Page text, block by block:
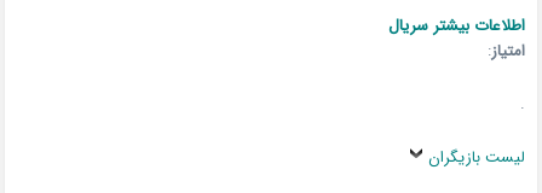
اطلاعات بیشتر سریال
امتیاز:
.
لیست بازیگران